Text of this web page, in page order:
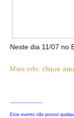
Neste dia 11/07 no
Mais info: clique
----------------------
Este evento não possui